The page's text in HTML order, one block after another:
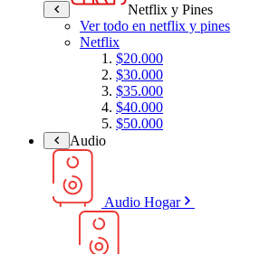
Netflix y Pines
Ver todo en netflix y pines
Netflix
$20.000
$30.000
$35.000
$40.000
$50.000
Audio
Audio Hogar